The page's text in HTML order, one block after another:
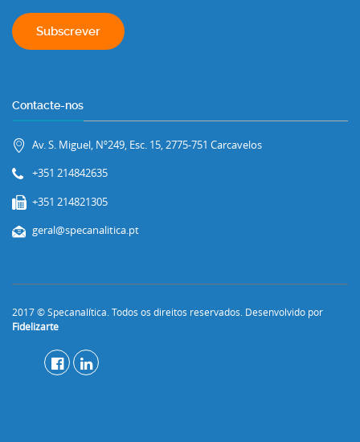
Contacte-nos
Av. S. Miguel, Nº249, Esc. 15, 2775-751 Carcavelos
+351 214842635
+351 214821305
geral@specanalitica.pt
2017 © Specanalítica. Todos os direitos reservados. Desenvolvido por
Fidelizarte